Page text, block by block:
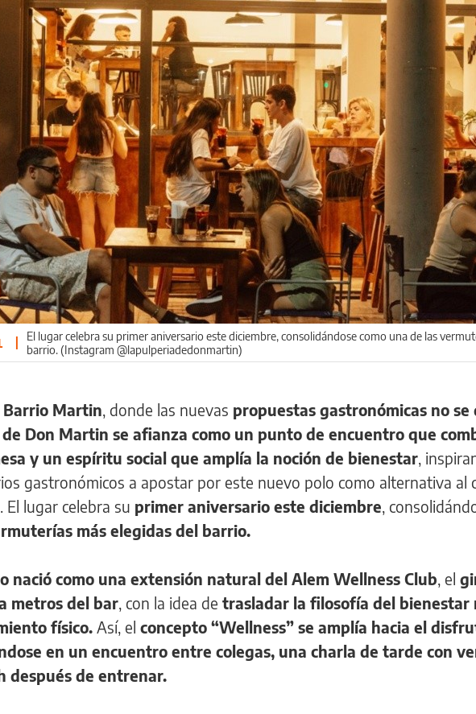
|
El lugar celebra su primer aniversario este diciembre, consolidándose como una de las
barrio. (Instagram @lapulperiadedonmartin)
Barrio Martin , donde las nuevas propuestas gastronómicas no se
Don Martin se afianza como un punto de encuentro que
y un espíritu social que amplía la noción de bienestar ,
gastronómicos a apostar por este nuevo polo como alternativa al
El lugar celebra su primer aniversario este diciembre ,
más elegidas del barrio.
nació como una extensión natural del Alem Wellness Club , el
metros del bar , con la idea de trasladar la filosofía del bienestar
físico. Así, el concepto “Wellness” se amplía hacia el
en un encuentro entre colegas, una charla de tarde con
después de entrenar.